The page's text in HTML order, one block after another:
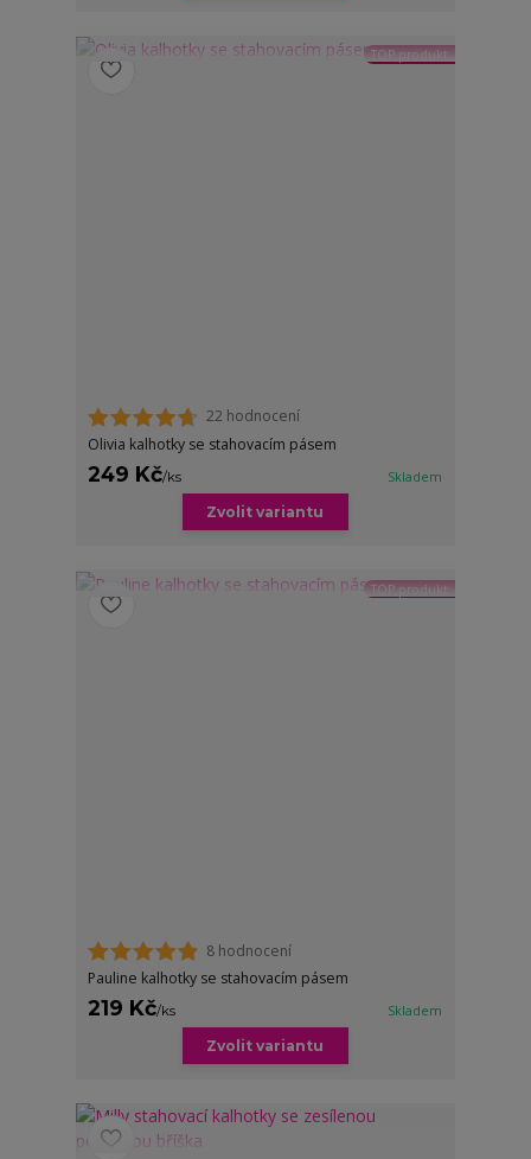
TOP produkt
22 hodnocení
Olivia kalhotky se stahovacím pásem
249 Kč/ks Skladem
Zvolit variantu
TOP produkt
8 hodnocení
Pauline kalhotky se stahovacím pásem
219 Kč/ks Skladem
Zvolit variantu